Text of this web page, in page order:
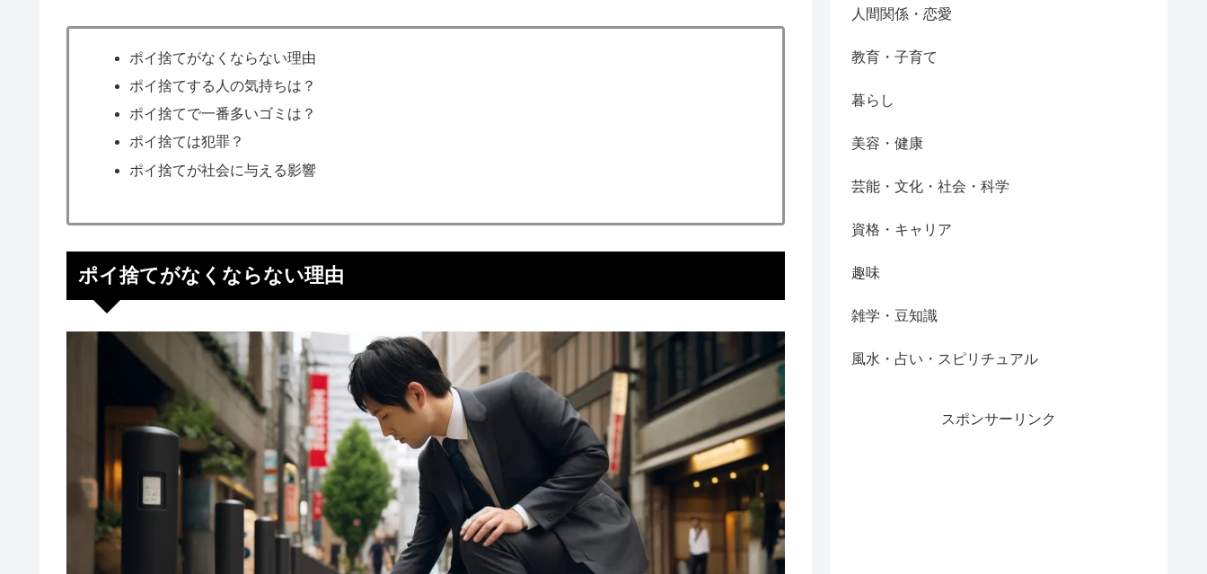
ポイ捨てがなくならない理由
ポイ捨てする人の気持ちは？
ポイ捨てで一番多いゴミは？
ポイ捨ては犯罪？
ポイ捨てが社会に与える影響
ポイ捨てがなくならない理由
人間関係・恋愛
教育・子育て
暮らし
美容・健康
芸能・文化・社会・科学
資格・キャリア
趣味
雑学・豆知識
風水・占い・スピリチュアル
スポンサーリンク